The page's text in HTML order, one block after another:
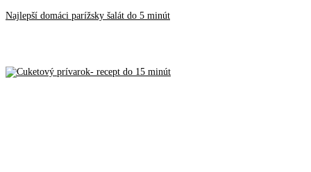
Najlepší domáci parížsky šalát do 5 minút